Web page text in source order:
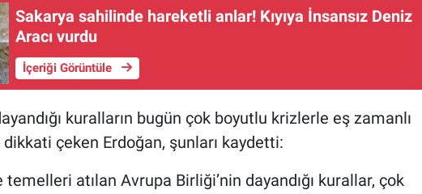
Sakarya sahilinde hareketli anlar! Kıyıya İnsansız Deniz
Aracı vurdu
İçeriği Görüntüle
kuralların bugün çok boyutlu krizlerle eş zamanlı
dikkati çeken Erdoğan, şunları kaydetti:
temelleri atılan Avrupa Birliği’nin dayandığı kurallar, çok